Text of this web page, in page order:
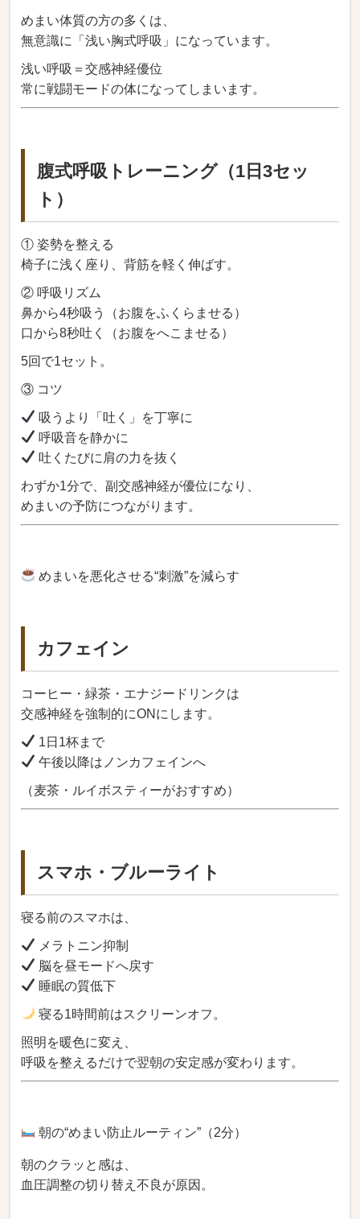
めまい体質の方の多くは、
無意識に「浅い胸式呼吸」になっています。
浅い呼吸＝交感神経優位
常に戦闘モードの体になってしまいます。
腹式呼吸トレーニング（1日3セッ
ト）
① 姿勢を整える
椅子に浅く座り、背筋を軽く伸ばす。
② 呼吸リズム
鼻から4秒吸う（お腹をふくらませる）
口から8秒吐く（お腹をへこませる）
5回で1セット。
③ コツ
吸うより「吐く」を丁寧に
呼吸音を静かに
吐くたびに肩の力を抜く
わずか1分で、副交感神経が優位になり、
めまいの予防につながります。
めまいを悪化させる“刺激”を減らす
カフェイン
コーヒー・緑茶・エナジードリンクは
交感神経を強制的にONにします。
1日1杯まで
午後以降はノンカフェインへ
（麦茶・ルイボスティーがおすすめ）
スマホ・ブルーライト
寝る前のスマホは、
メラトニン抑制
脳を昼モードへ戻す
睡眠の質低下
寝る1時間前はスクリーンオフ。
照明を暖色に変え、
呼吸を整えるだけで翌朝の安定感が変わります。
朝の“めまい防止ルーティン”（2分）
朝のクラッと感は、
血圧調整の切り替え不良が原因。